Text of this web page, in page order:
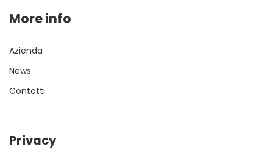
More info
Azienda
News
Contatti
Privacy